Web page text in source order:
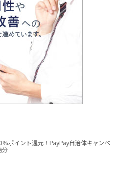
％ポイント還元！PayPay自治体キャンペ
分